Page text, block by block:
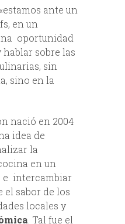
ante un
en un
oportunidad
sobre las
sin
sino en la
nació en 2004
idea de
la
en un
e intercambiar
el sabor de los
locales y
. Tal fue el